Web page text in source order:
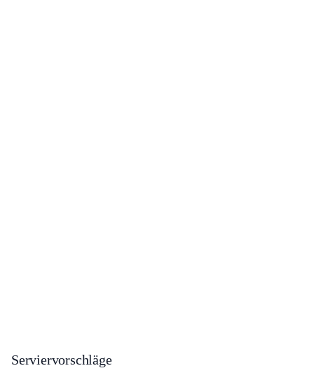
Serviervorschläge